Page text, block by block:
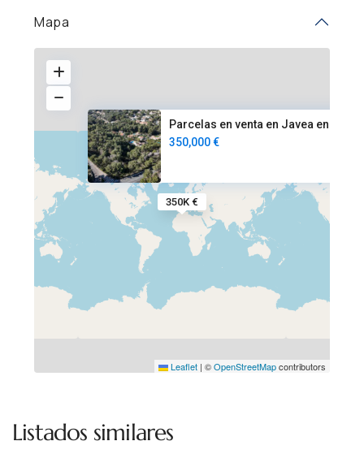
Mapa
350K €
Parcelas en venta en Javea en
350,000 €
Leaflet | ©OpenStreetMapcontributors
Listados similares
Jávea